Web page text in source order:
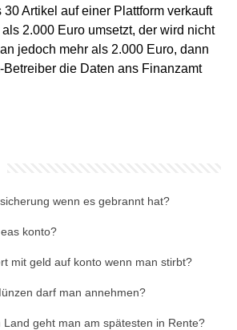
Artikel auf einer Plattform verkauft
2.000 Euro umsetzt, der wird nicht
jedoch mehr als 2.000 Euro, dann
Betreiber die Daten ans Finanzamt
wenn es gebrannt hat?
konto?
mit geld auf konto wenn man stirbt?
darf man annehmen?
Land geht man am spätesten in Rente?